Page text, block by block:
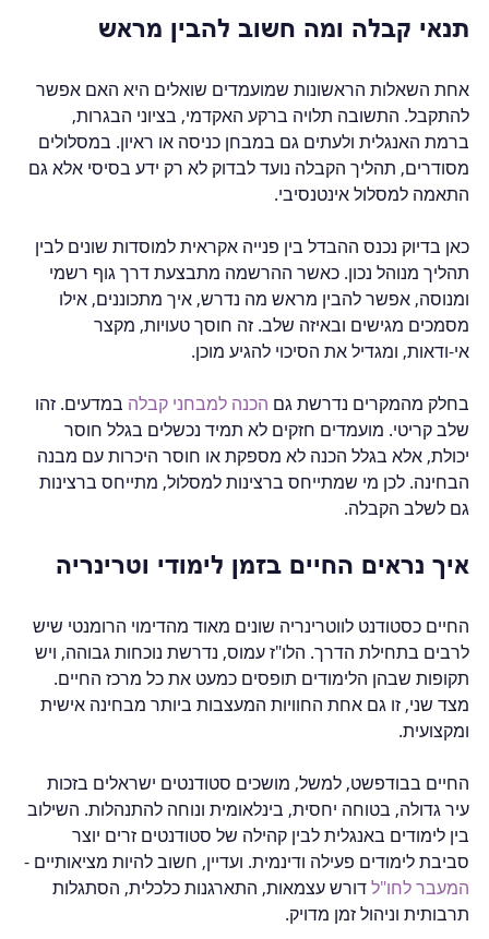
תנאי קבלה ומה חשוב להבין מראש
אחת השאלות הראשונות שמועמדים שואלים היא האם אפשר
להתקבל. התשובה תלויה ברקע האקדמי, בציוני הבגרות,
ברמת האנגלית ולעתים גם במבחן כניסה או ראיון. במסלולים
מסודרים, תהליך הקבלה נועד לבדוק לא רק ידע בסיסי אלא גם
התאמה למסלול אינטנסיבי.
כאן בדיוק נכנס ההבדל בין פנייה אקראית למוסדות שונים לבין
תהליך מנוהל נכון. כאשר ההרשמה מתבצעת דרך גוף רשמי
ומנוסה, אפשר להבין מראש מה נדרש, איך מתכוננים, אילו
מסמכים מגישים ובאיזה שלב. זה חוסך טעויות, מקצר
אי-ודאות, ומגדיל את הסיכוי להגיע מוכן.
בחלק מהמקרים נדרשת גם הכנה למבחני קבלה במדעים. זהו
שלב קריטי. מועמדים חזקים לא תמיד נכשלים בגלל חוסר
יכולת, אלא בגלל הכנה לא מספקת או חוסר היכרות עם מבנה
הבחינה. לכן מי שמתייחס ברצינות למסלול, מתייחס ברצינות
גם לשלב הקבלה.
איך נראים החיים בזמן לימודי וטרינריה
החיים כסטודנט לווטרינריה שונים מאוד מהדימוי הרומנטי שיש
לרבים בתחילת הדרך. הלו"ז עמוס, נדרשת נוכחות גבוהה, ויש
תקופות שבהן הלימודים תופסים כמעט את כל מרכז החיים.
מצד שני, זו גם אחת החוויות המעצבות ביותר מבחינה אישית
ומקצועית.
החיים בבודפשט, למשל, מושכים סטודנטים ישראלים בזכות
עיר גדולה, בטוחה יחסית, בינלאומית ונוחה להתנהלות. השילוב
בין לימודים באנגלית לבין קהילה של סטודנטים זרים יוצר
סביבת לימודים פעילה ודינמית. ועדיין, חשוב להיות מציאותיים -
המעבר לחו"ל דורש עצמאות, התארגנות כלכלית, הסתגלות
תרבותית וניהול זמן מדויק.